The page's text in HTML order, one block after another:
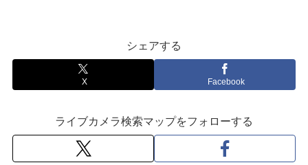
シェアする
X Facebook
ライブカメラ検索マップをフォローする